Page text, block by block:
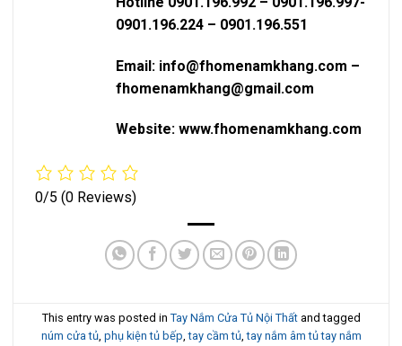
0901.196.224 – 0901.196.551
Email: info@fhomenamkhang.com –
fhomenamkhang@gmail.com
Website: www.fhomenamkhang.com
0/5 (0 Reviews)
This entry was posted in Tay Nắm Cửa Tủ Nội Thấtand tagged
núm cửa tủ, phụ kiện tủ bếp,tay cầm tủ,tay nắm âm tủ tay nắm